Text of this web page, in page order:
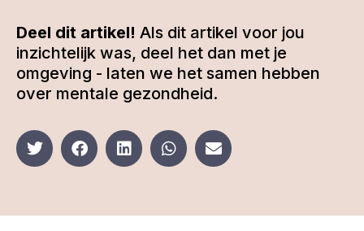
Deel dit artikel! Als dit artikel voor jou
inzichtelijk was, deel het dan met je
omgeving - laten we het samen hebben
over mentale gezondheid.